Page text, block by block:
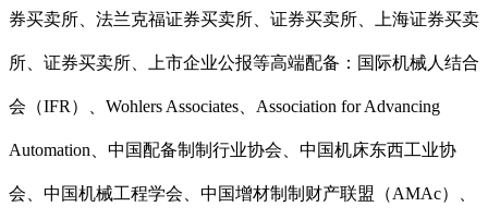
券买卖所、法兰克福证券买卖所、证券买卖所、上海证券买卖
所、证券买卖所、上市企业公报等高端配备：国际机械人结合
会（IFR）、Wohlers Associates、Association for Advancing
Automation、中国配备制制行业协会、中国机床东西工业协
会、中国机械工程学会、中国增材制制财产联盟（AMAc）、